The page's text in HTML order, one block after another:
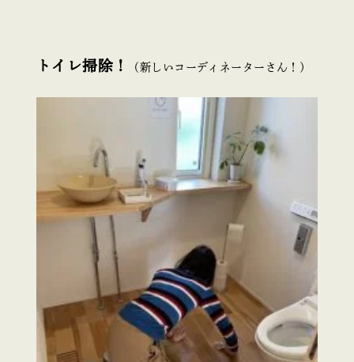
トイレ掃除！ （新しいコーディネーターさん！）